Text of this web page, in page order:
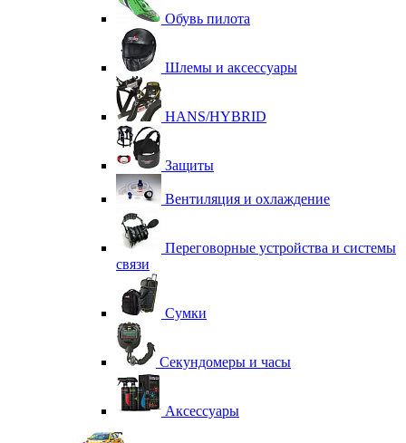
Обувь пилота
Шлемы и аксессуары
HANS/HYBRID
Защиты
Вентиляция и охлаждение
Переговорные устройства и системы
связи
Сумки
Секундомеры и часы
Аксессуары